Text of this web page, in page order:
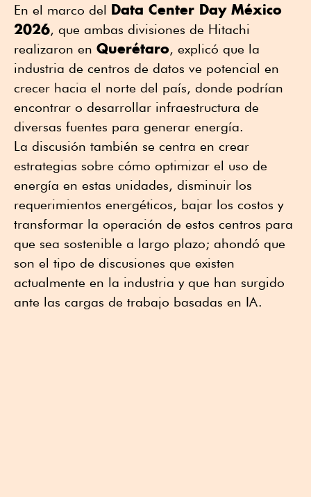
En el marco del Data Center Day México
2026, que ambas divisiones de Hitachi
realizaron en Querétaro, explicó que la
industria de centros de datos ve potencial en
crecer hacia el norte del país, donde podrían
encontrar o desarrollar infraestructura de
diversas fuentes para generar energía.
La discusión también se centra en crear
estrategias sobre cómo optimizar el uso de
energía en estas unidades, disminuir los
requerimientos energéticos, bajar los costos y
transformar la operación de estos centros para
que sea sostenible a largo plazo; ahondó que
son el tipo de discusiones que existen
actualmente en la industria y que han surgido
ante las cargas de trabajo basadas en IA.